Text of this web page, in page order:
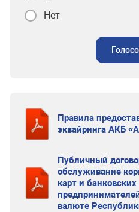
Нет
Правила
эквайринга АКБ
Публичный
обслуживание
карт и
валюте